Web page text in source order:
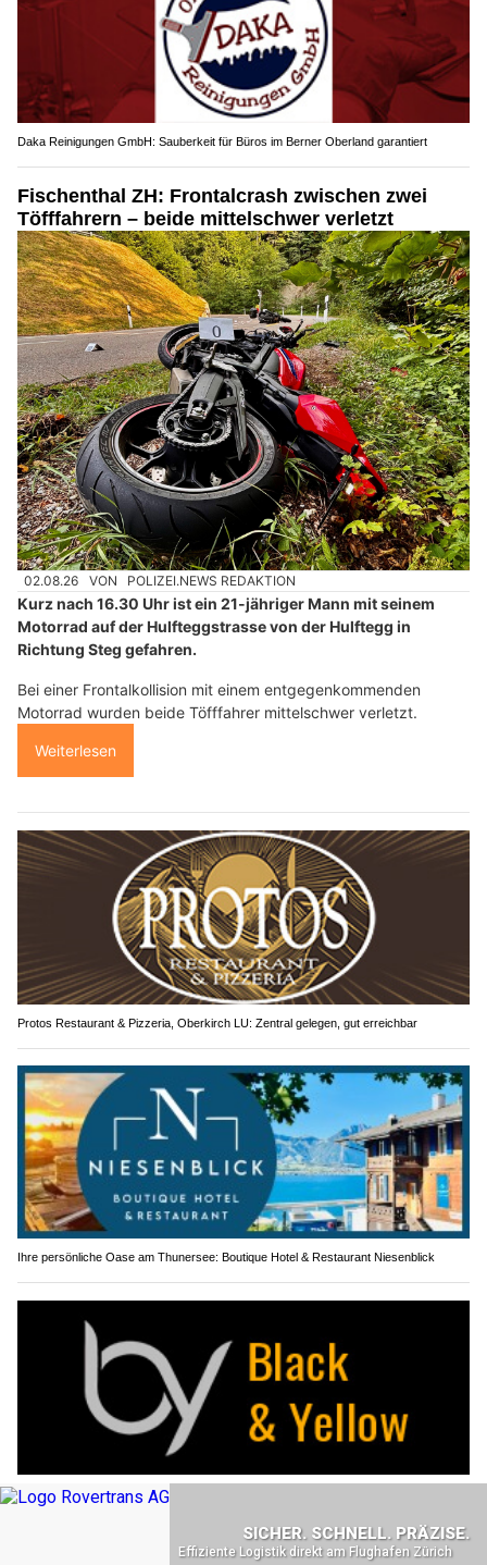
Daka Reinigungen GmbH: Sauberkeit für Büros im Berner Oberland garantiert
Fischenthal ZH: Frontalcrash zwischen zwei
Töfffahrern – beide mittelschwer verletzt
02.08.26 VON POLIZEI.NEWS REDAKTION
Kurz nach 16.30 Uhr ist ein 21-jähriger Mann mit seinem
Motorrad auf der Hulfteggstrasse von der Hulftegg in
Richtung Steg gefahren.
Bei einer Frontalkollision mit einem entgegenkommenden
Motorrad wurden beide Töfffahrer mittelschwer verletzt.
Weiterlesen
Protos Restaurant & Pizzeria, Oberkirch LU: Zentral gelegen, gut erreichbar
Ihre persönliche Oase am Thunersee: Boutique Hotel & Restaurant Niesenblick
Finde die besten Marken bei Black & Yellow – für Sportler